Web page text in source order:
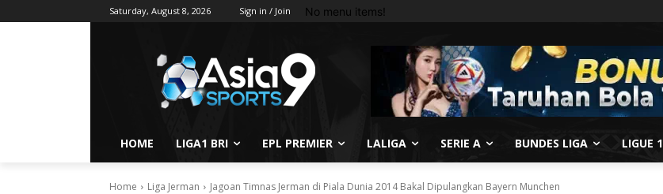
Saturday, August 8, 2026 Sign in / Join No menu items!
HOME LIGA1 BRI EPL PREMIER LALIGA SERIE A BUNDES LIGA LIGUE 1
Home Liga Jerman Jagoan Timnas Jerman di Piala Dunia 2014 Bakal Dipulangkan Bayern Munchen